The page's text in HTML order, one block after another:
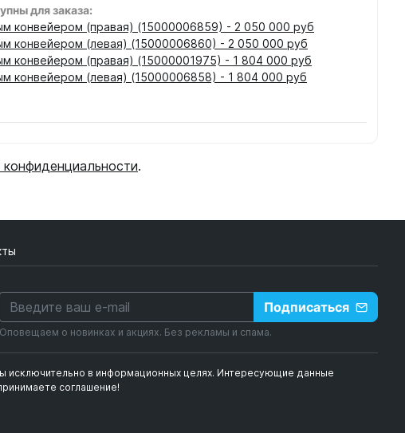
для заказа:
конвейером (правая) (15000006859) - 2 050 000 руб
конвейером (левая) (15000006860) - 2 050 000 руб
конвейером (правая) (15000001975) - 1 804 000 руб
конвейером (левая) (15000006858) - 1 804 000 руб
Подписаться
Оповещаем о новинках и акциях. Без рекламы и спама.
исключительно в информационных целях. Интересующие данные
соглашение!
.